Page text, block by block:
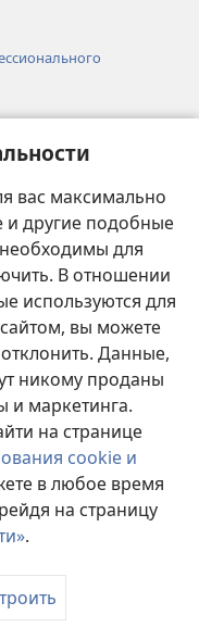
вас максимально
другие подобные
для
В отношении
используются для
вы можете
Данные,
никому проданы
и маркетинга.
на странице
cookie и
в любое время
на страницу
.
башни
Society of Pennsylvania.
|ПОЛИТИКА